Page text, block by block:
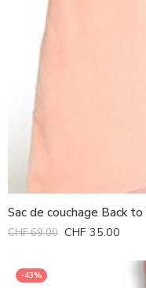
Sac de couchage Back
CHF69.00 CHF 35.00
-43%